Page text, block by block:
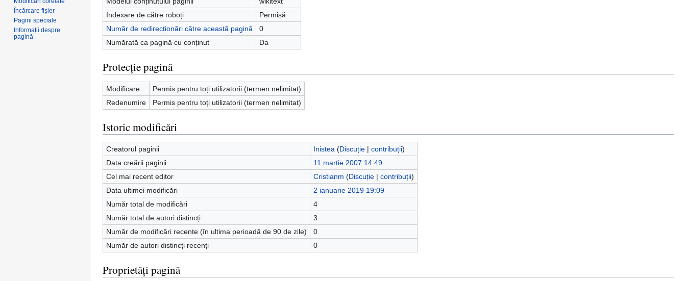
Indexare de către roboți
Permisă
Număr de redirecționări către această pagină
0
Numărată ca pagină cu conținut
Da
Protecție pagină
Modificare
Permis pentru toți utilizatorii (termen nelimitat)
Redenumire
Permis pentru toți utilizatorii (termen nelimitat)
Istoric modificări
Creatorul paginii Inistea (Discuție| contribuții)
Data creării paginii
11 martie 2007 14:49
Cel mai recent editor
Cristianm (Discuție| contribuții)
Data ultimei modificări
2 ianuarie 2019 19:09
Număr total de modificări
4
Număr total de autori distincți
3
Număr de modificări recente (în ultima perioadă de 90 de zile)
0
Număr de autori distincți recenți
0
Proprietăți pagină
Încărcare fișier
Pagini speciale
Informații despre
pagină